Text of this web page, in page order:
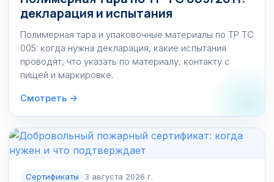
декларация и испытания
Полимерная тара и упаковочные материалы по ТР ТС
005: когда нужна декларация, какие испытания
проводят, что указать по материалу, контакту с
пищей и маркировке.
Смотреть →
Сертификаты 3 августа 2026 г.